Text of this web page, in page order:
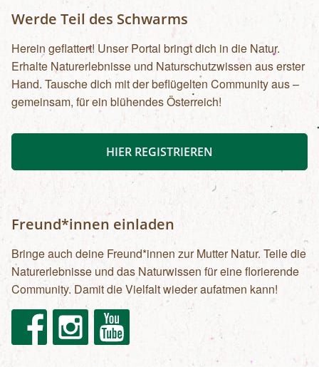
Werde Teil des Schwarms
Herein geflattert! Unser Portal bringt dich in die Natur.
Erhalte Naturerlebnisse und Naturschutzwissen aus erster
Hand. Tausche dich mit der beflügelten Community aus –
gemeinsam, für ein blühendes Österreich!
HIER REGISTRIEREN
Freund*innen einladen
Bringe auch deine Freund*innen zur Mutter Natur. Teile die
Naturerlebnisse und das Naturwissen für eine florierende
Community. Damit die Vielfalt wieder aufatmen kann!
FacebookInstagram Youtube